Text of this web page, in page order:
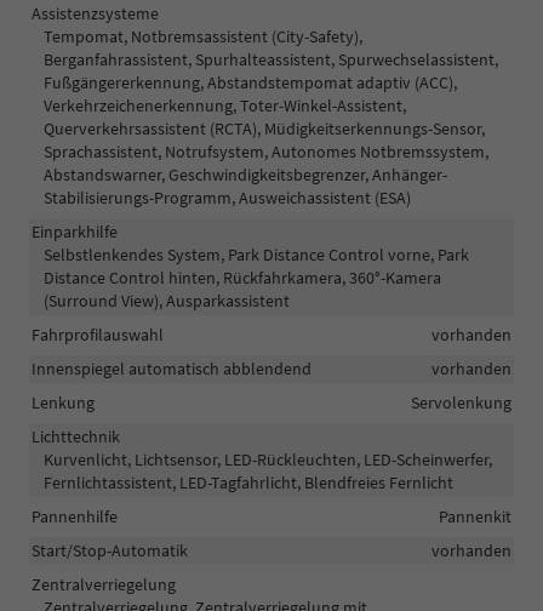
Assistenzsysteme
Tempomat, Notbremsassistent (City-Safety),
Berganfahrassistent, Spurhalteassistent, Spurwechselassistent,
Fußgängererkennung, Abstandstempomat adaptiv (ACC),
Verkehrzeichenerkennung, Toter-Winkel-Assistent,
Querverkehrsassistent (RCTA), Müdigkeitserkennungs-Sensor,
Sprachassistent, Notrufsystem, Autonomes Notbremssystem,
Abstandswarner, Geschwindigkeitsbegrenzer, Anhänger-
Stabilisierungs-Programm, Ausweichassistent (ESA)
Einparkhilfe
Selbstlenkendes System, Park Distance Control vorne, Park
Distance Control hinten, Rückfahrkamera, 360°-Kamera
(Surround View), Ausparkassistent
Fahrprofilauswahl
vorhanden
Innenspiegel automatisch abblendend
vorhanden
Lenkung
Servolenkung
Lichttechnik
Kurvenlicht, Lichtsensor, LED-Rückleuchten, LED-Scheinwerfer,
Fernlichtassistent, LED-Tagfahrlicht, Blendfreies Fernlicht
Pannenhilfe
Pannenkit
Start/Stop-Automatik
vorhanden
Zentralverriegelung